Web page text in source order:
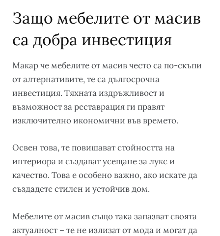
Защо мебелите от масив
са добра инвестиция
Макар че мебелите от масив често са по-скъпи
от алтернативите, те са дългосрочна
инвестиция. Тяхната издръжливост и
възможност за реставрация ги правят
изключително икономични във времето.
Освен това, те повишават стойността на
интериора и създават усещане за лукс и
качество. Това е особено важно, ако искате да
създадете стилен и устойчив дом.
Мебелите от масив също така запазват своята
актуалност – те не излизат от мода и могат да